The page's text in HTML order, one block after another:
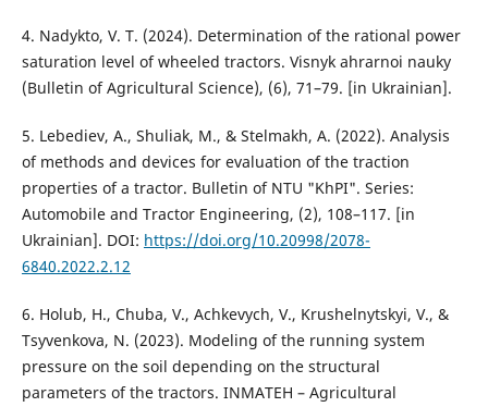
4. Nadykto, V. T. (2024). Determination of the rational power
saturation level of wheeled tractors. Visnyk ahrarnoi nauky
(Bulletin of Agricultural Science), (6), 71–79. [in Ukrainian].
5. Lebediev, A., Shuliak, M., & Stelmakh, A. (2022). Analysis
of methods and devices for evaluation of the traction
properties of a tractor. Bulletin of NTU "KhPI". Series:
Automobile and Tractor Engineering, (2), 108–117. [in
Ukrainian]. DOI: https://doi.org/10.20998/2078-
6840.2022.2.12
6. Holub, H., Chuba, V., Achkevych, V., Krushelnytskyi, V., &
Tsyvenkova, N. (2023). Modeling of the running system
pressure on the soil depending on the structural
parameters of the tractors. INMATEH – Agricultural